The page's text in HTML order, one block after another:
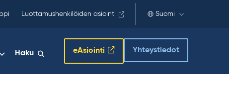
Luottamushenkilöiden asiointi Suomi
Haku eAsiointi Yhteystiedot